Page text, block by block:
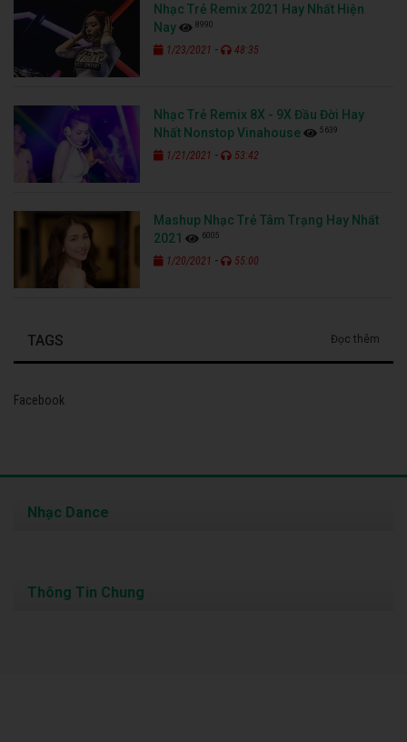
Nhạc Trẻ Remix 2021 Hay Nhất Hiện
Nay
8990
1/23/2021 - 48:35
Nhạc Trẻ Remix 8X - 9X Đầu Đời Hay
Nhất Nonstop Vinahouse
5639
1/21/2021 - 53:42
Mashup Nhạc Trẻ Tâm Trạng Hay Nhất
2021
6005
1/20/2021 - 55:00
TAGS Đọc thêm
Facebook
Nhạc Dance
Thông Tin Chung